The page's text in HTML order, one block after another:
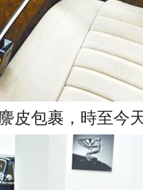
皮包裹，時至今